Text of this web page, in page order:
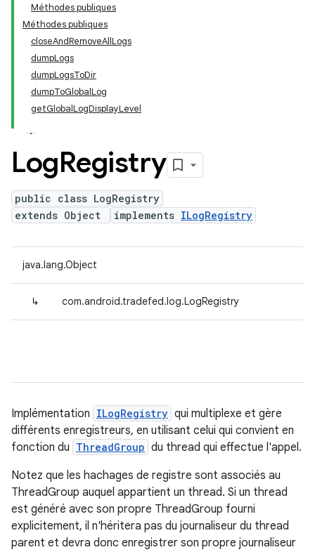
Méthodes publiques
Méthodes publiques
closeAndRemoveAllLogs
dumpLogs
dumpLogsToDir
dumpToGlobalLog
getGlobalLogDisplayLevel
LogRegistry
public class LogRegistry
extends Object
implements ILogRegistry
java.lang.Object
↳ com.android.tradefed.log.LogRegistry
Implémentation ILogRegistry qui multiplexe et gère
différents enregistreurs, en utilisant celui qui convient en
fonction du ThreadGroup du thread qui effectue l'appel.
Notez que les hachages de registre sont associés au
ThreadGroup auquel appartient un thread. Si un thread
est généré avec son propre ThreadGroup fourni
explicitement, il n'héritera pas du journaliseur du thread
parent et devra donc enregistrer son propre journaliseur